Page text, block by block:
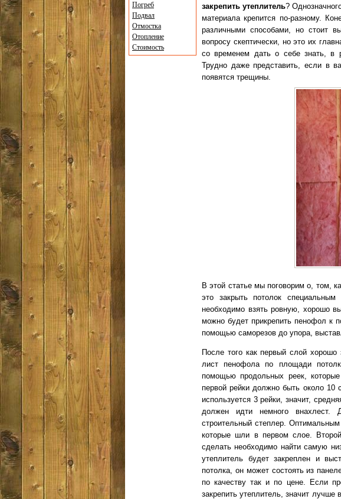
закрепить утеплитель?
материала крепится по-разному.
различными способами, но стоит
вопросу скептически, но это их
со временем дать о себе знать, в
Трудно даже представить, если в
появятся трещины.
В этой статье мы поговорим о, том,
это закрыть потолок
необходимо взять ровную, хорошо
можно будет прикрепить пенофол к
помощью саморезов до упора,
После того как первый слой хорошо
лист пенофола по площади
помощью продольных реек,
первой рейки должно быть около 10
используется 3 рейки, значит,
должен идти немного внахлест.
строительный степлер.
которые шли в первом слое.
сделать необходимо найти самую
утеплитель будет закреплен и
потолка, он может состоять из
по качеству так и по цене. Если
закрепить утеплитель, значит лучше
Погреб
Подвал
Отмостка
Отопление
Стоимость